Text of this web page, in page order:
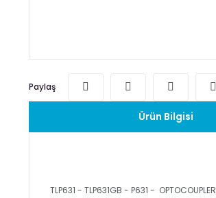
Paylaş
Ürün Bilgisi
TLP631 - TLP631GB - P631 - OPTOCOUPLER